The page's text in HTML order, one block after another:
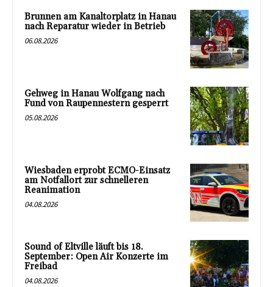
Brunnen am Kanaltorplatz in Hanau
nach Reparatur wieder in Betrieb
06.08.2026
Gehweg in Hanau Wolfgang nach
Fund von Raupennestern gesperrt
05.08.2026
Wiesbaden erprobt ECMO-Einsatz
am Notfallort zur schnelleren
Reanimation
04.08.2026
Sound of Eltville läuft bis 18.
September: Open Air Konzerte im
Freibad
04.08.2026